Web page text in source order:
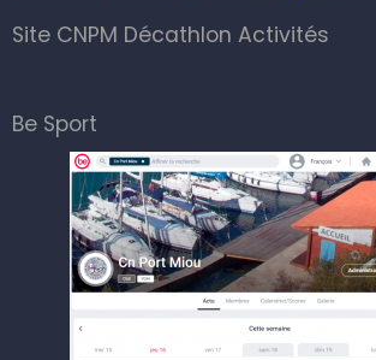
Site CNPM Décathlon Activités
Be Sport